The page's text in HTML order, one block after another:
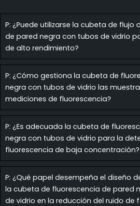
P: ¿Puede utilizarse la cubeta de flujo
de pared negra con tubos de vidrio
de alto rendimiento?
P: ¿Cómo gestiona la cubeta de
negra con tubos de vidrio las
mediciones de fluorescencia?
P: ¿Es adecuada la cubeta de
negra con tubos de vidrio para la
fluorescencia de baja concentración?
P: ¿Qué papel desempeña el diseño
la cubeta de fluorescencia de pared
de vidrio en la reducción del ruido de